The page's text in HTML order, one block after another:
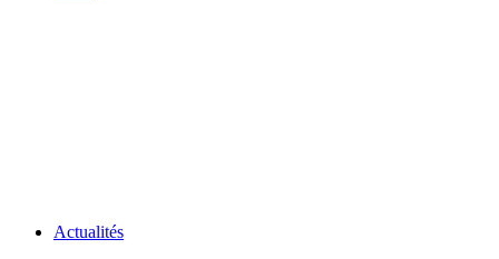
Actualités